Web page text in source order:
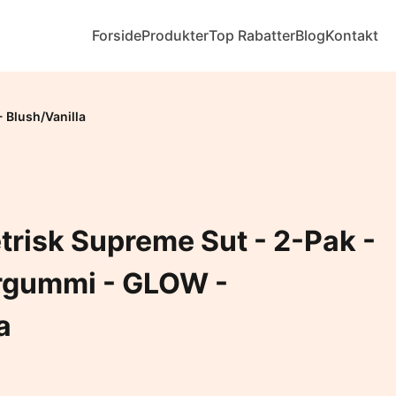
ForsideProdukterTop RabatterBlogKontakt
Blush/Vanilla
Supreme Sut - 2-Pak -
- GLOW -